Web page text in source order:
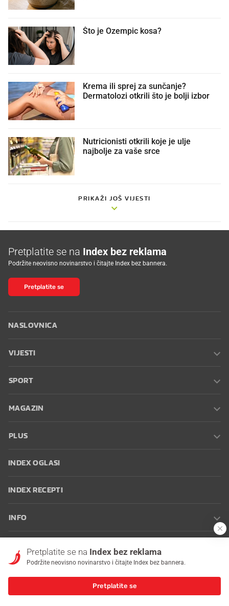
Što je Ozempic kosa?
Krema ili sprej za sunčanje?
Dermatolozi otkrili što je bolji izbor
Nutricionisti otkrili koje je ulje
najbolje za vaše srce
PRIKAŽI JOŠ VIJESTI
Pretplatite se na Index bez reklama
Podržite neovisno novinarstvo i čitajte Index bez bannera.
Pretplatite se
NASLOVNICA
VIJESTI
SPORT
MAGAZIN
PLUS
INDEX OGLASI
INDEX RECEPTI
INFO
korištenja
Postavke kolačića
© 2026 Index
Pretplatite se na Index bez reklama
Podržite neovisno novinarstvo i čitajte Index bez bannera.
Pretplatite se